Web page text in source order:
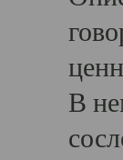
В